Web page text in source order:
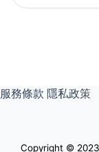
服務條款 隱私政策
Copyright ©